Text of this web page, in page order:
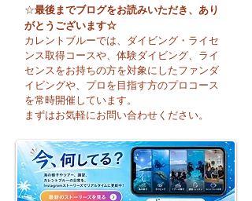
🌈 海の上に広がる虹♪
☆最後までブログをお読みいただき、あり
がとうございます☆
カレントブルーでは、ダイビング・ライセ
ンス取得コースや、体験ダイビング、ライ
センスをお持ちの方を対象にしたファンダ
イビングや、プロを目指す方のプロコース
を常時開催しています。
まずはお気軽にお問い合わせください。